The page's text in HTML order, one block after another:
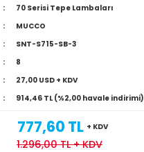
70 Serisi Tepe Lambaları
MUCCO
SNT-S715-SB-3
8
27,00 USD + KDV
914,46 TL (%2,00 havale indirimi)
777,60 TL + KDV
1.296,00 TL+ KDV